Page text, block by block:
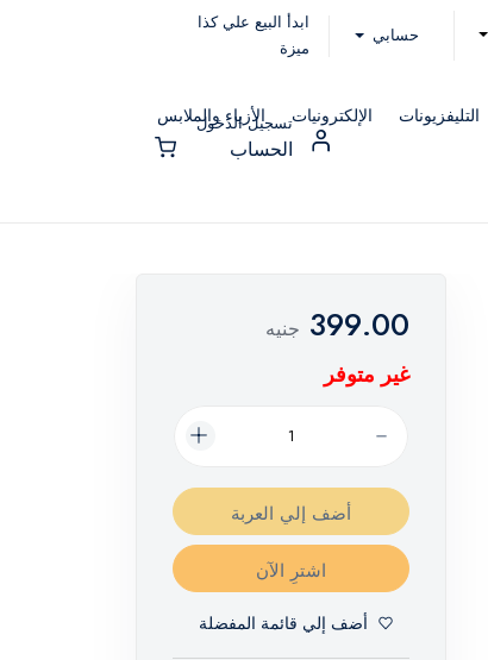
حسابي
ابدأ البيع علي كذا
ميزة
التليفزيونات الإلكترونيات الأزياء والملابس
تسجيل الدخول
الحساب
399.00 جنيه
غير متوفر
أضف إلي العربة
اشترِ الآن
أضف إلي قائمة المفضلة